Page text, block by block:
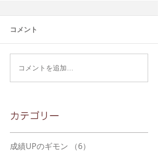
コメント
コメントを追加…
​カテゴリー
成績UPのギモン （6）